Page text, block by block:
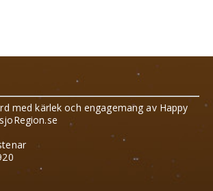
med kärlek och engagemang av Happy